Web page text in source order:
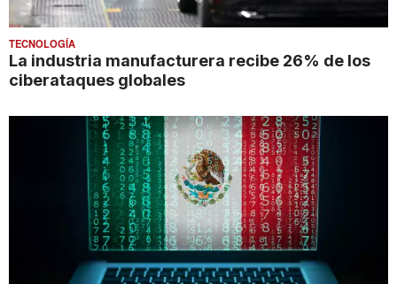
TECNOLOGÍA
La industria manufacturera recibe 26% de los
ciberataques globales